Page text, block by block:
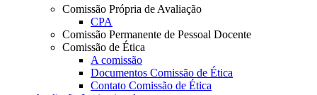
Comissão Própria de Avaliação
CPA
Comissão Permanente de Pessoal Docente
Comissão de Ética
A comissão
Documentos Comissão de Ética
Contato Comissão de Ética